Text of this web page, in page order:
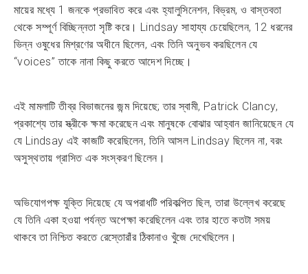
মায়ের মধ্যে 1 জনকে প্রভাবিত করে এবং হ্যালুসিনেশন, বিভ্রম, ও বাস্তবতা
থেকে সম্পূর্ণ বিচ্ছিন্নতা সৃষ্টি করে। Lindsay সাহায্য চেয়েছিলেন, 12 ধরনের
ভিন্ন ওষুধের মিশ্রণের অধীনে ছিলেন, এবং তিনি অনুভব করছিলেন যে
“voices” তাকে নানা কিছু করতে আদেশ দিচ্ছে।
এই মামলাটি তীব্র বিভাজনের জন্ম দিয়েছে; তার স্বামী, Patrick Clancy,
প্রকাশ্যে তার স্ত্রীকে ক্ষমা করেছেন এবং মানুষকে বোঝার আহ্বান জানিয়েছেন যে
যে Lindsay এই কাজটি করেছিলেন, তিনি আসল Lindsay ছিলেন না, বরং
অসুস্থতায় গ্রাসিত এক সংস্করণ ছিলেন।
অভিযোগপক্ষ যুক্তি দিয়েছে যে অপরাধটি পরিকল্পিত ছিল, তারা উল্লেখ করেছে
যে তিনি একা হওয়া পর্যন্ত অপেক্ষা করেছিলেন এবং তার হাতে কতটা সময়
থাকবে তা নিশ্চিত করতে রেস্তোরাঁর ঠিকানাও খুঁজে দেখেছিলেন।